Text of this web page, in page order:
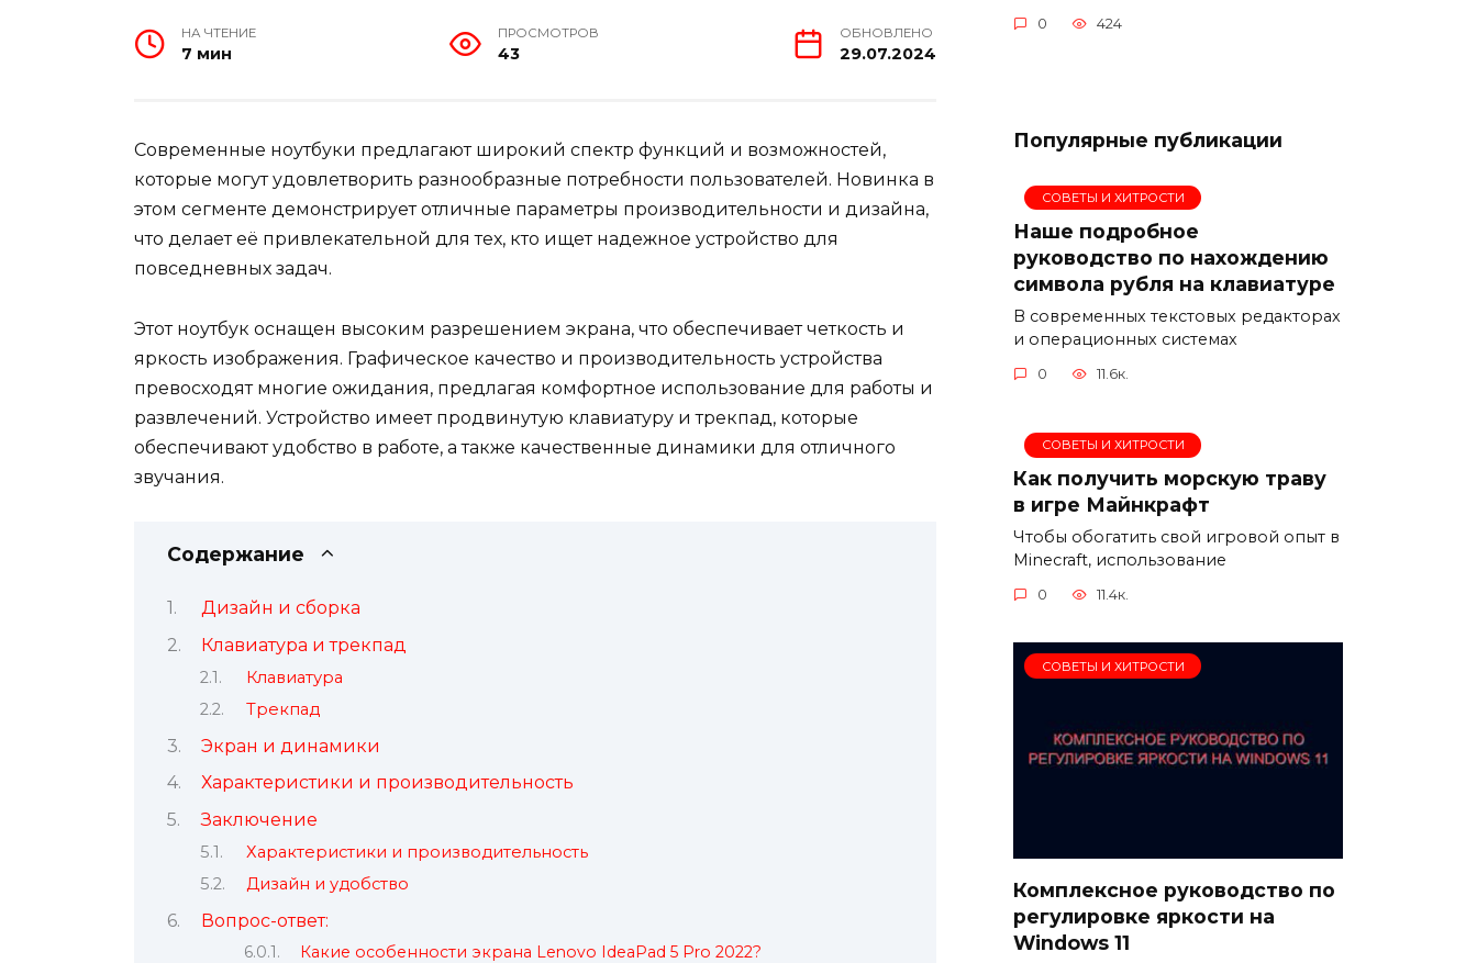
НА ЧТЕНИЕ
7 мин
ПРОСМОТРОВ
43
ОБНОВЛЕНО
29.07.2024
Современные ноутбуки предлагают широкий спектр функций и возможностей,
которые могут удовлетворить разнообразные потребности пользователей. Новинка в
этом сегменте демонстрирует отличные параметры производительности и дизайна,
что делает её привлекательной для тех, кто ищет надежное устройство для
повседневных задач.
Этот ноутбук оснащен высоким разрешением экрана, что обеспечивает четкость и
яркость изображения. Графическое качество и производительность устройства
превосходят многие ожидания, предлагая комфортное использование для работы и
развлечений. Устройство имеет продвинутую клавиатуру и трекпад, которые
обеспечивают удобство в работе, а также качественные динамики для отличного
звучания.
Содержание
Дизайн и сборка
Клавиатура и трекпад
Клавиатура
Трекпад
Экран и динамики
Характеристики и производительность
Заключение
Характеристики и производительность
Дизайн и удобство
Вопрос-ответ:
Какие особенности экрана Lenovo IdeaPad 5 Pro 2022?
0 424
Популярные публикации
СОВЕТЫ И ХИТРОСТИ
Наше подробное
руководство по нахождению
символа рубля на клавиатуре
В современных текстовых редакторах
и операционных системах
0 11.6к.
СОВЕТЫ И ХИТРОСТИ
Как получить морскую траву
в игре Майнкрафт
Чтобы обогатить свой игровой опыт в
Minecraft, использование
0 11.4к.
СОВЕТЫ И ХИТРОСТИ
Комплексное руководство по
регулировке яркости на
Windows 11